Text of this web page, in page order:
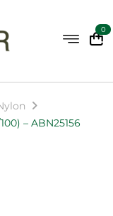
0
– ABN25156